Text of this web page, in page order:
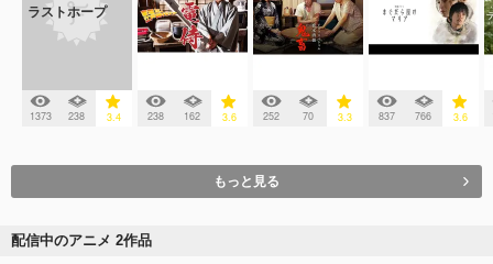
ラストホープ
1373 238 3.4 238 162 3.6 252 70 3.3 837 766 3.6
もっと見る
配信中のアニメ 2作品